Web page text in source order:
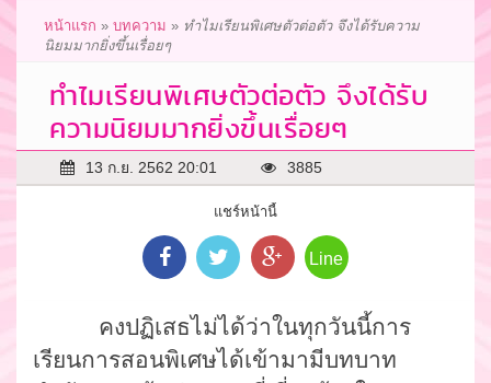
หน้าแรก » บทความ » ทำไมเรียนพิเศษตัวต่อตัว จึงได้รับความ
นิยมมากยิ่งขึ้นเรื่อยๆ
ทำไมเรียนพิเศษตัวต่อตัว จึงได้รับ
ความนิยมมากยิ่งขึ้นเรื่อยๆ
13 ก.ย. 2562 20:01 3885
แชร์หน้านี้
Line
คงปฏิเสธไม่ได้ว่าในทุกวันนี้การ
เรียนการสอนพิเศษได้เข้ามามีบทบาท